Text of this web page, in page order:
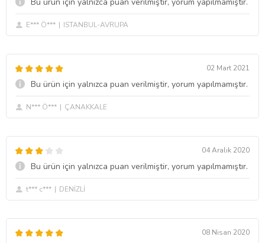
E*** Ö*** ISTANBUL-AVRUPA
02 Mart 2021
Bu ürün için yalnızca puan verilmiştir, yorum yapılmamıştır.
N*** Ö*** ÇANAKKALE
04 Aralık 2020
Bu ürün için yalnızca puan verilmiştir, yorum yapılmamıştır.
t*** c*** DENİZLİ
08 Nisan 2020